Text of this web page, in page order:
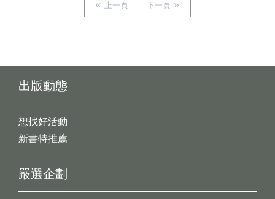
上一頁 下一頁
出版動態
想找好活動
新書特推薦
嚴選企劃